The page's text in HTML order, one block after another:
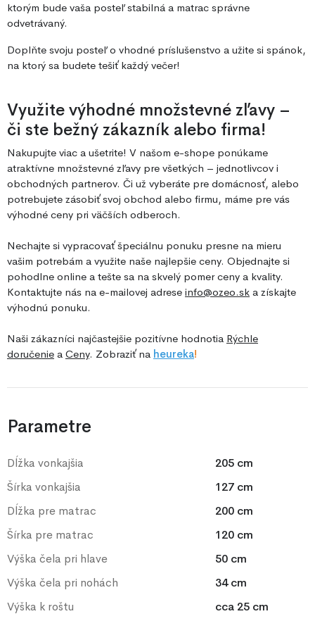
ktorým bude vaša posteľ stabilná a matrac správne
odvetrávaný.
Doplňte svoju posteľ o vhodné príslušenstvo a užite si spánok,
na ktorý sa budete tešiť každý večer!
Využite výhodné množstevné zľavy –
či ste bežný zákazník alebo firma!
Nakupujte viac a ušetrite! V našom e-shope ponúkame
atraktívne množstevné zľavy pre všetkých – jednotlivcov i
obchodných partnerov. Či už vyberáte pre domácnosť, alebo
potrebujete zásobiť svoj obchod alebo firmu, máme pre vás
výhodné ceny pri väčších odberoch.
Nechajte si vypracovať špeciálnu ponuku presne na mieru
vašim potrebám a využite naše najlepšie ceny. Objednajte si
pohodlne online a tešte sa na skvelý pomer ceny a kvality.
Kontaktujte nás na e-mailovej adrese info@ozeo.sk a získajte
výhodnú ponuku.
Naši zákazníci najčastejšie pozitívne hodnotia Rýchle
doručenie a Ceny. Zobraziť na heureka!
Parametre
Dĺžka vonkajšia
205 cm
Šírka vonkajšia
127 cm
Dĺžka pre matrac
200 cm
Šírka pre matrac
120 cm
Výška čela pri hlave
50 cm
Výška čela pri nohách
34 cm
Výška k roštu
cca 25 cm